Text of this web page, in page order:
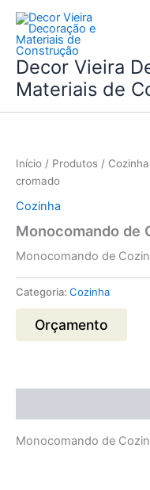
Skip
content
Decor Vieira
Materiais de
Início / Produtos / Cozinha
cromado
Cozinha
Monocomando de
Monocomando de
Categoria: Cozinha
Orçamento
Monocomando de